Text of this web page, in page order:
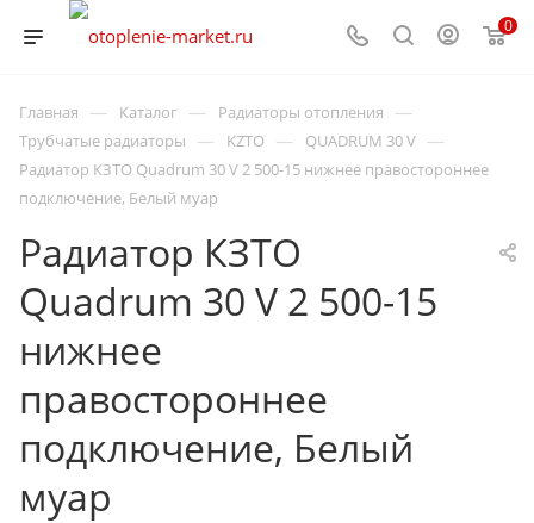
0
Главная — Каталог — Радиаторы отопления —
Трубчатые радиаторы — KZTO — QUADRUM 30 V —
Радиатор КЗТО Quadrum 30 V 2 500-15 нижнее правостороннее
подключение, Белый муар
Радиатор КЗТО
Quadrum 30 V 2 500-15
нижнее
правостороннее
подключение, Белый
муар